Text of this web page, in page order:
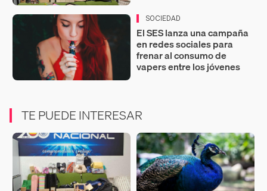
SOCIEDAD
El SES lanza una campaña
en redes sociales para
frenar al consumo de
vapers entre los jóvenes
TE PUEDE INTERESAR